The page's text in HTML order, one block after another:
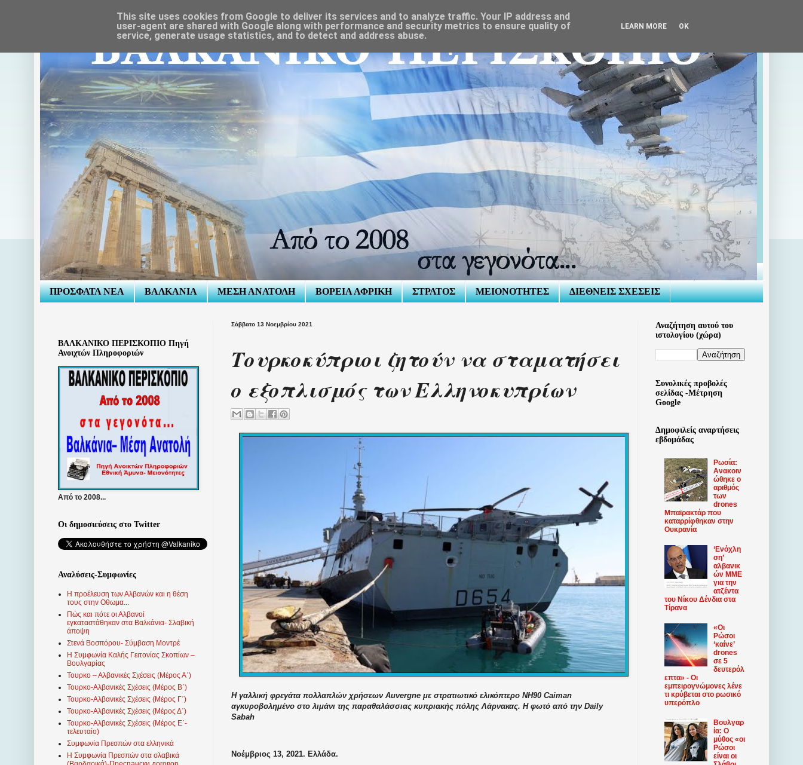
ΠΡΟΣΦΑΤΑ ΝΕΑ ΒΑΛΚΑΝΙΑ ΜΕΣΗ ΑΝΑΤΟΛΗ ΒΟΡΕΙΑ ΑΦΡΙΚΗ ΣΤΡΑΤΟΣ ΜΕΙΟΝΟΤΗΤΕΣ ΔΙΕΘΝΕΙΣ ΣΧΕΣΕΙΣ
Σάββατο 13 Νοεμβρίου 2021
Τουρκοκύπριοι ζητούν να σταματήσει
ο εξοπλισμός των Ελληνοκυπρίων
Η γαλλική φρεγάτα πολλαπλών χρήσεων Auvergne με στρατιωτικό ελικόπτερο NH90 Caiman
αγκυροβολημένο στο λιμάνι της παραθαλάσσιας κυπριακής πόλης Λάρνακας. Η φωτό από την Daily
Sabah
Νοέμβριος 13, 2021. Ελλάδα.
ΒΑΛΚΑΝΙΚΟ ΠΕΡΙΣΚΟΠΙΟ Πηγή
Ανοιχτών Πληροφοριών
Από το 2008...
Οι δημοσιεύσεις στο Twitter
Αναλύσεις-Συμφωνίες
Η προέλευση των Αλβανών και η θέση
τους στην Οθωμα...
Πώς και πότε οι Αλβανοί
εγκαταστάθηκαν στα Βαλκάνια- Σλαβική
άποψη
Στενά Βοσπόρου- Σύμβαση Μοντρέ
Η Συμφωνία Καλής Γειτονίας Σκοπίων –
Βουλγαρίας
Τουρκο – Αλβανικές Σχέσεις (Mέρος Α΄)
Τουρκο-Αλβανικές Σχέσεις (Μέρος Β΄)
Τουρκο-Αλβανικές Σχέσεις (Μέρος Γ΄)
Τουρκο-Αλβανικές Σχέσεις (Μέρος Δ΄)
Τουρκο-Αλβανικές Σχέσεις (Μέρος Ε΄-
τελευταίο)
Συμφωνία Πρεσπών στα ελληνικά
Η Συμφωνία Πρεσπών στα σλαβικά
Αναζήτηση αυτού του
ιστολογίου (χώρα)
Συνολικές προβολές
σελίδας -Μέτρηση
Google
Δημοφιλείς αναρτήσεις
εβδομάδας
Ρωσία:
Ανακοιν
ώθηκε ο
αριθμός
των
drones
Μπαϊρακτάρ που
καταρρίφθηκαν στην
Ουκρανία
‘Ενόχλη
ση’
αλβανικ
ών ΜΜΕ
για την
ατζέντα
του Νίκου Δένδια στα
Τίρανα
«Οι
Ρώσοι
‘καίνε’
drones
σε 5
δευτερόλ
επτα» - Οι
εμπειρογνώμονες λένε
τι κρύβεται στο ρωσικό
υπερόπλο
Βουλγαρ
ία: Ο
μύθος «οι
Ρώσοι
είναι οι
This site uses cookies from Google to deliver its services and to analyze traffic. Your IP address and
user-agent are shared with Google along with performance and security metrics to ensure quality of
service, generate usage statistics, and to detect and address abuse.
LEARN MORE OK